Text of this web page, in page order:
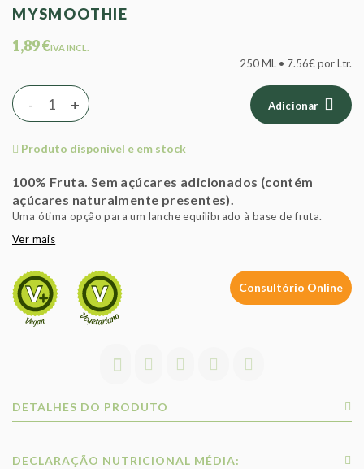
MYSMOOTHIE
1,89 €IVA INCL.
250 ML • 7.56€ por Ltr.
+
- Adicionar
Produto disponível e em stock
100% Fruta. Sem açúcares adicionados (contém
açúcares naturalmente presentes).
Uma ótima opção para um lanche equilibrado à base de fruta.
Ver mais
Consultório Online
DETALHES DO PRODUTO
DECLARAÇÃO NUTRICIONAL MÉDIA: